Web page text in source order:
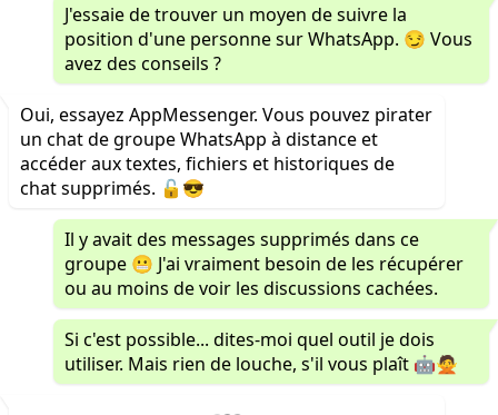
J'essaie de trouver un moyen de suivre la
position d'une personne sur WhatsApp. 😏 Vous
avez des conseils ?
Oui, essayez AppMessenger. Vous pouvez pirater
un chat de groupe WhatsApp à distance et
accéder aux textes, fichiers et historiques de
chat supprimés. 🔓😎
Il y avait des messages supprimés dans ce
groupe 😬 J'ai vraiment besoin de les récupérer
ou au moins de voir les discussions cachées.
Si c'est possible... dites-moi quel outil je dois
utiliser. Mais rien de louche, s'il vous plaît 🤖🙅